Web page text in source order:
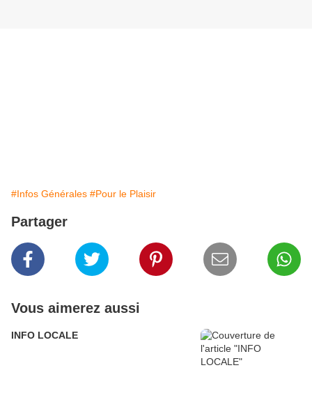
#Infos Générales #Pour le Plaisir
Partager
Vous aimerez aussi
INFO LOCALE